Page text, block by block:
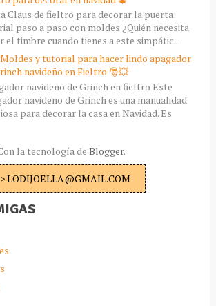
Claus de fieltro para decorar la puerta:
paso a paso con moldes ¿Quién necesita
el timbre cuando tienes a este simpátic...
y tutorial para hacer lindo apagador
navideño en Fieltro 🎅💥
navideño de Grinch en fieltro Este
navideño de Grinch es una manualidad
para decorar la casa en Navidad. Es
la tecnología de Blogger.
LODIJOELLA@GMAIL.COM